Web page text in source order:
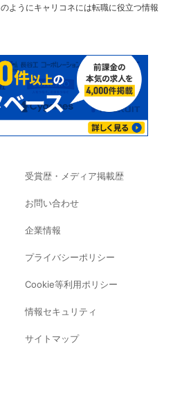
ようにキャリコネには転職に役立つ情報
受賞歴・メディア掲載歴
お問い合わせ
企業情報
プライバシーポリシー
Cookie等利用ポリシー
情報セキュリティ
サイトマップ